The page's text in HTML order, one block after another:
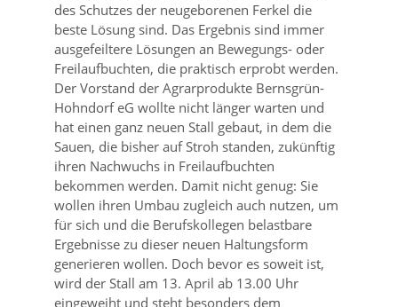
des Schutzes der neugeborenen Ferkel die
beste Lösung sind. Das Ergebnis sind immer
ausgefeiltere Lösungen an Bewegungs- oder
Freilaufbuchten, die praktisch erprobt werden.
Der Vorstand der Agrarprodukte Bernsgrün-
Hohndorf eG wollte nicht länger warten und
hat einen ganz neuen Stall gebaut, in dem die
Sauen, die bisher auf Stroh standen, zukünftig
ihren Nachwuchs in Freilaufbuchten
bekommen werden. Damit nicht genug: Sie
wollen ihren Umbau zugleich auch nutzen, um
für sich und die Berufskollegen belastbare
Ergebnisse zu dieser neuen Haltungsform
generieren wollen. Doch bevor es soweit ist,
wird der Stall am 13. April ab 13.00 Uhr
eingeweiht und steht besonders dem